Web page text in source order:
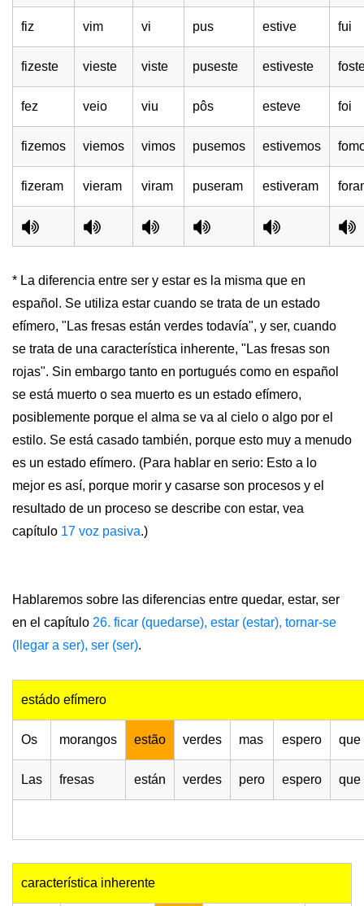
fiz vim vi pus estive fui
fizeste vieste viste puseste estiveste
fez veio viu pôs esteve foi
fizemos viemos vimos pusemos estivemos
fizeram vieram viram puseram estiveram
* La diferencia entre ser y estar es la misma que en
español. Se utiliza estar cuando se trata de un estado
efímero, "Las fresas están verdes todavía", y ser, cuando
se trata de una característica inherente, "Las fresas son
rojas". Sin embargo tanto en portugués como en español
se está muerto o sea muerto es un estado efímero,
posiblemente porque el alma se va al cielo o algo por el
estilo. Se está casado también, porque esto muy a menudo
es un estado efímero. (Para hablar en serio: Esto a lo
mejor es así, porque morir y casarse son procesos y el
resultado de un proceso se describe con estar, vea
capítulo 17 voz pasiva.)
Hablaremos sobre las diferencias entre quedar, estar, ser
en el capítulo 26. ficar (quedarse), estar (estar), tornar-se
(llegar a ser), ser (ser).
estádo efímero
Os morangos estão verdes mas espero que
Las fresas están verdes pero espero que
característica inherente